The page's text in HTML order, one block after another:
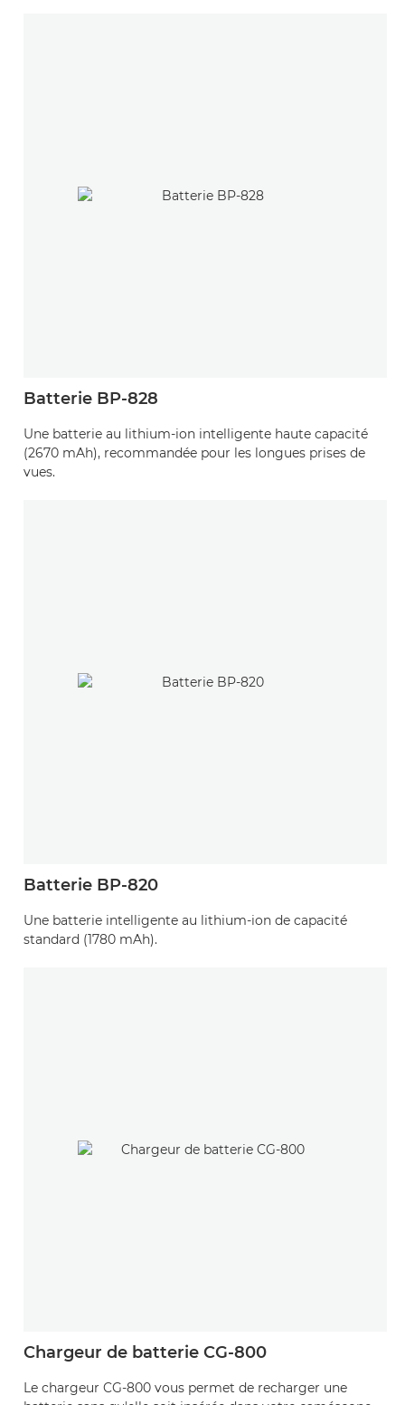
Batterie BP-828
Une batterie au lithium-ion intelligente haute capacité
(2670 mAh), recommandée pour les longues prises de
vues.
Batterie BP-820
Une batterie intelligente au lithium-ion de capacité
standard (1780 mAh).
Chargeur de batterie CG-800
Le chargeur CG-800 vous permet de recharger une